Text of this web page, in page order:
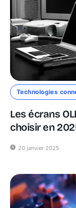
Technologies
Les écrans
choisir en
20 janvier 2025